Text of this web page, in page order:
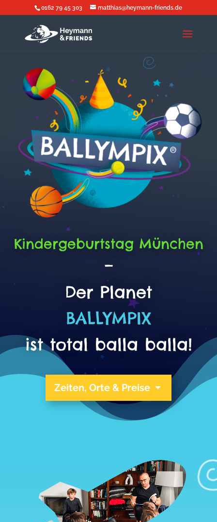
0162 79 45 303 matthias@heymann-friends.de
Kindergeburtstag München
–
Der Planet
BALLYMPIX
ist total balla balla!
Zeiten, Orte & Preise